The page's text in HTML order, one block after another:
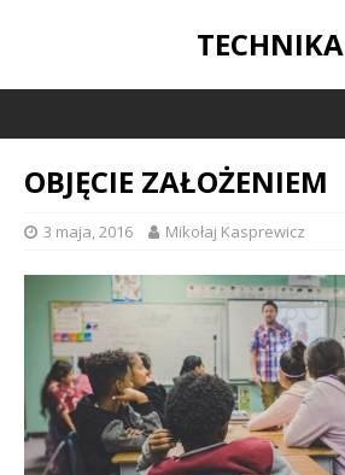
TECHNIKA
OBJĘCIE ZAŁOŻENIEM
3 maja, 2016 Mikołaj Kasprewicz